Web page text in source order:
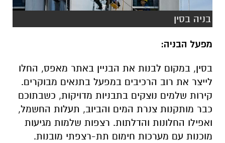
בניה בסין
מפעל הבניה:
בסין, במקום לבנות את הבניין באתר מאפס, החלו
לייצר את רוב הרכיבים במפעל בתנאים מבוקרים.
קירות שלמים נוצקים בתבניות מדויקות, כשבתוכם
כבר מותקנות צנרת המים והביוב, תעלות החשמל,
ואפילו החלונות והדלתות. רצפות שלמות מגיעות
מוכנות עם מערכות חימום תת-רצפתי מובנות.